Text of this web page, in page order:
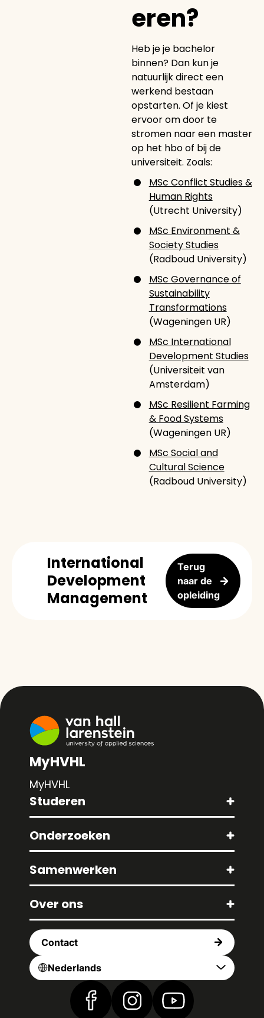
eren?
Heb je je bachelor
binnen? Dan kun je
natuurlijk direct een
werkend bestaan
opstarten. Of je kiest
ervoor om door te
stromen naar een master
op het hbo of bij de
universiteit. Zoals:
MSc Conflict Studies &
Human Rights
(Utrecht University)
MSc Environment &
Society Studies
(Radboud University)
MSc Governance of
Sustainability
Transformations
(Wageningen UR)
MSc International
Development Studies
(Universiteit van
Amsterdam)
MSc Resilient Farming
& Food Systems
(Wageningen UR)
MSc Social and
Cultural Science
(Radboud University)
International
Development
Management
Terug
naar de
opleiding
MyHVHL
MyHVHL
Studeren
Onderzoeken
Samenwerken
Over ons
Contact
Nederlands
Vind ons op Facebook
Vind ons op Instagram
Vind ons op